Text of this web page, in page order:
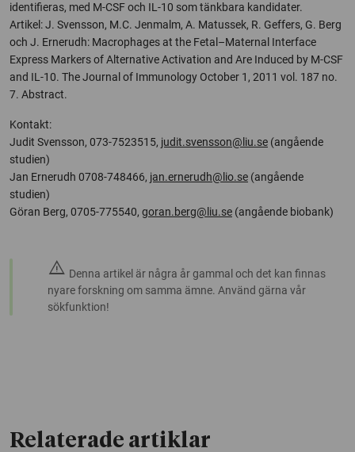
identifieras, med M-CSF och IL-10 som tänkbara kandidater.
Artikel: J. Svensson, M.C. Jenmalm, A. Matussek, R. Geffers, G. Berg
och J. Ernerudh: Macrophages at the Fetal–Maternal Interface
Express Markers of Alternative Activation and Are Induced by M-CSF
and IL-10. The Journal of Immunology October 1, 2011 vol. 187 no.
7. Abstract.
Kontakt:
Judit Svensson, 073-7523515, judit.svensson@liu.se (angående
studien)
Jan Ernerudh 0708-748466, jan.ernerudh@lio.se (angående
studien)
Göran Berg, 0705-775540, goran.berg@liu.se (angående biobank)
warning Denna artikel är några år gammal och det kan finnas
nyare forskning om samma ämne. Använd gärna vår
sökfunktion!
Relaterade artiklar